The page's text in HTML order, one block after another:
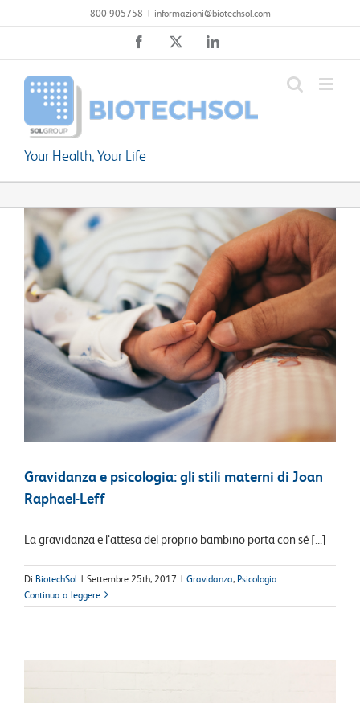
al
800 905758 | informazioni@biotechsol.com
Facebook LinkedIn
Your Health, Your Life
Gravidanza e psicologia: gli stili materni di Joan
Raphael-Leff
La gravidanza e l’attesa del proprio bambino porta con sé [...]
Di BiotechSol | Settembre 25th, 2017 | Gravidanza, Psicologia
Continua a leggere